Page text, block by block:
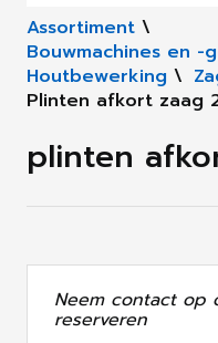
Assortiment \
Bouwmachines en -
Houtbewerking \
Plinten afkort zaag
plinten
Neem contact
reserveren